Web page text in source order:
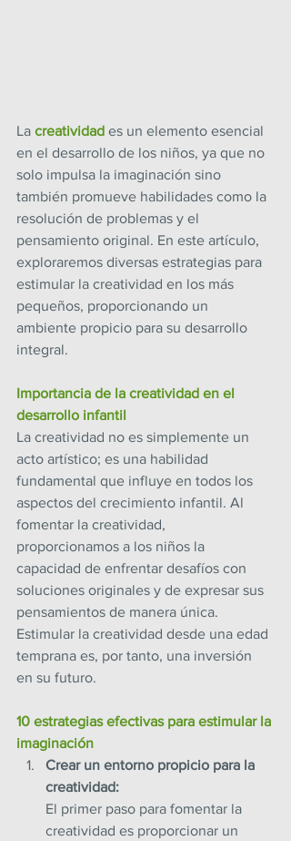
La creatividad es un elemento esencial
en el desarrollo de los niños, ya que no
solo impulsa la imaginación sino
también promueve habilidades como la
resolución de problemas y el
pensamiento original. En este artículo,
exploraremos diversas estrategias para
estimular la creatividad en los más
pequeños, proporcionando un
ambiente propicio para su desarrollo
integral.
Importancia de la creatividad en el
desarrollo infantil
La creatividad no es simplemente un
acto artístico; es una habilidad
fundamental que influye en todos los
aspectos del crecimiento infantil. Al
fomentar la creatividad,
proporcionamos a los niños la
capacidad de enfrentar desafíos con
soluciones originales y de expresar sus
pensamientos de manera única.
Estimular la creatividad desde una edad
temprana es, por tanto, una inversión
en su futuro.
10 estrategias efectivas para estimular la
imaginación
Crear un entorno propicio para la
creatividad:
El primer paso para fomentar la
creatividad es proporcionar un